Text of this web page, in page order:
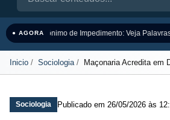
● AGORASinônimo de Impedimento: Veja Palavras
Inicio Sociologia Maçonaria Acredita em
Sociologia Publicado em 26/05/2026 às